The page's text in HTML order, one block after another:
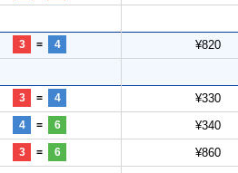
3 = 4 ¥820
3 = 4 ¥330
4 = 6 ¥340
3 = 6 ¥860